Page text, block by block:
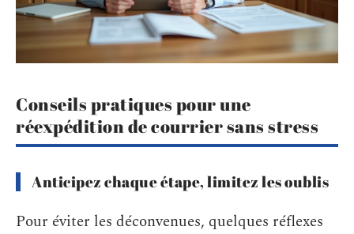
Conseils pratiques pour une
réexpédition de courrier sans stress
Anticipez chaque étape, limitez les oublis
Pour éviter les déconvenues, quelques réflexes